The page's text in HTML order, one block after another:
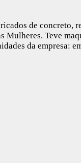
de concreto,
Mulheres. Teve
da empresa: